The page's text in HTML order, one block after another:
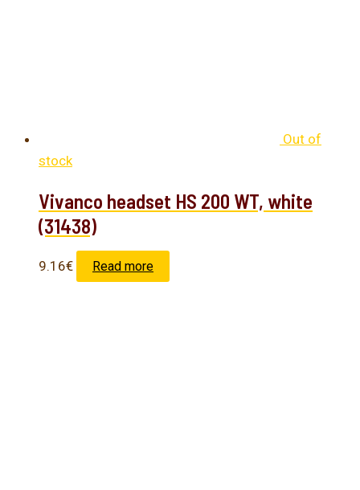
Out of
stock
Vivanco headset HS 200 WT, white
(31438)
9.16€ Read more